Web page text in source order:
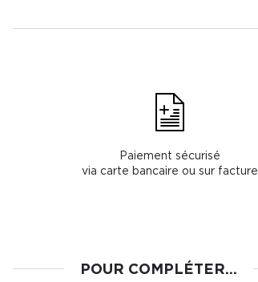
Paiement sécurisé
via carte bancaire ou sur facture
POUR COMPLÉTER...